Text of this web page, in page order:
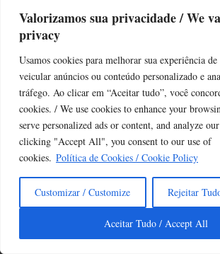
Valorizamos sua privacidade / We
privacy
Usamos cookies para melhorar sua experiência de
veicular anúncios ou conteúdo personalizado e
tráfego. Ao clicar em “Aceitar tudo”, você
cookies. / We use cookies to enhance your
serve personalized ads or content, and analyze
clicking "Accept All", you consent to our use of
cookies. Política de Cookies / Cookie Policy
Customizar / Customize Rejeitar
Aceitar Tudo / Accept All
Mudanças climáticas
Oceano
Plantas
Pesquisas
Tecnologia
Mapa do site